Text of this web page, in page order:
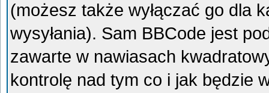
(możesz także wyłączać go dla
wysyłania). Sam BBCode jest
zawarte w nawiasach
kontrolę nad tym co i jak będzie